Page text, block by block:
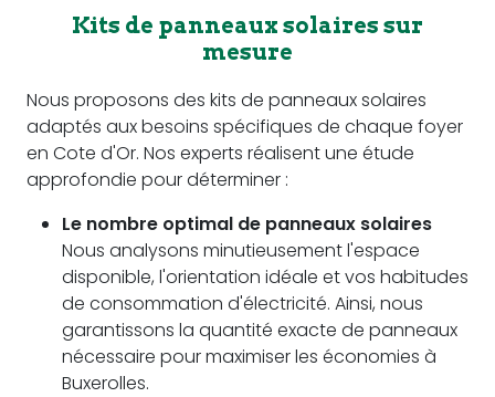
Kits de panneaux solaires sur
mesure
Nous proposons des kits de panneaux solaires
adaptés aux besoins spécifiques de chaque foyer
en Cote d'Or. Nos experts réalisent une étude
approfondie pour déterminer :
Le nombre optimal de panneaux solaires
Nous analysons minutieusement l'espace
disponible, l'orientation idéale et vos habitudes
de consommation d'électricité. Ainsi, nous
garantissons la quantité exacte de panneaux
nécessaire pour maximiser les économies à
Buxerolles.